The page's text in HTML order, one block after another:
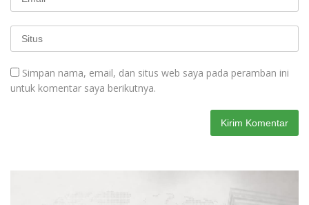
Simpan nama, email, dan situs web saya pada peramban ini
untuk komentar saya berikutnya.